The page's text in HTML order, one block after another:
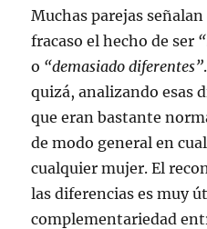
Muchas parejas
fracaso el hecho de ser
o “demasiado diferentes”
quizá, analizando esas
que eran bastante
de modo general en
cualquier mujer. El
las diferencias es muy
complementariedad